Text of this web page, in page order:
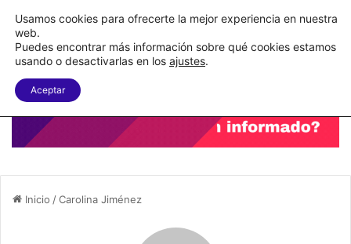
Nueva Ley Aduanera eleva el costo de los errores documentales
Menu
Inicio /Carolina Jiménez
Usamos cookies para ofrecerte la mejor experiencia en nuestra
web.
Puedes encontrar más información sobre qué cookies estamos
usando o desactivarlas en los ajustes.
Aceptar